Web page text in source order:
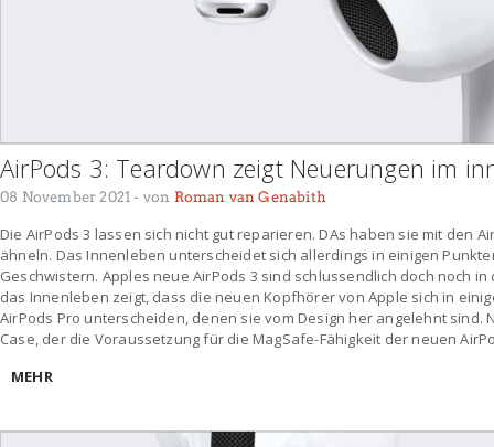
AirPods 3: Teardown zeigt Neuerungen im
08 November 2021 - von Roman van Genabith
Die AirPods 3 lassen sich nicht gut reparieren. DAs haben sie mit den
ähneln. Das Innenleben unterscheidet sich allerdings in einigen
Geschwistern. Apples neue AirPods 3 sind schlussendlich doch noch in
das Innenleben zeigt, dass die neuen Kopfhörer von Apple sich in
AirPods Pro unterscheiden, denen sie vom Design her angelehnt sind.
Case, der die Voraussetzung für die MagSafe-Fähigkeit der neuen
MEHR